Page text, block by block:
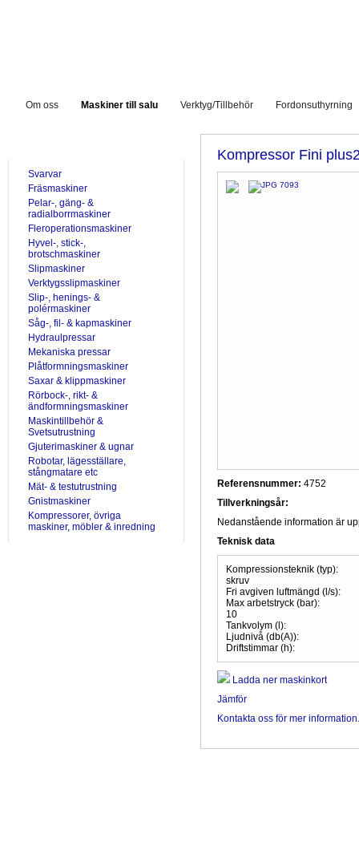
Om oss Maskiner till salu Verktyg/Tillbehör Fordonsuthyrning
Svarvar
Fräsmaskiner
Pelar-, gäng- &
radialborrmaskiner
Fleroperationsmaskiner
Hyvel-, stick-,
brotschmaskiner
Slipmaskiner
Verktygsslipmaskiner
Slip-, henings- &
polérmaskiner
Såg-, fil- & kapmaskiner
Hydraulpressar
Mekaniska pressar
Plåtformningsmaskiner
Saxar & klippmaskiner
Rörbock-, rikt- &
ändformningsmaskiner
Maskintillbehör &
Svetsutrustning
Gjuterimaskiner & ugnar
Robotar, lägesställare,
stångmatare etc
Mät- & testutrustning
Gnistmaskiner
Kompressorer, övriga
maskiner, möbler & inredning
Kompressor Fini
Referensnummer: 4752
Tillverkningsår:
Nedanstående information är
Teknisk data
Kompressionsteknik (typ):
skruv
Fri avgiven luftmängd (l/s):
Max arbetstryck (bar):
10
Tankvolym (l):
Ljudnivå (db(A)):
Driftstimmar (h):
Ladda ner maskinkort
Jämför
Kontakta oss för mer information.